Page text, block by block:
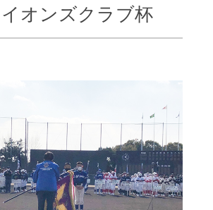
オンズクラブ杯